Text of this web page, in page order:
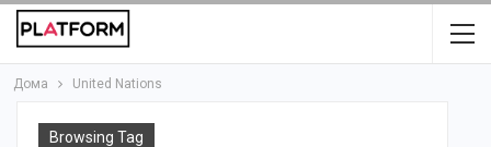
Дома United Nations
Browsing Tag